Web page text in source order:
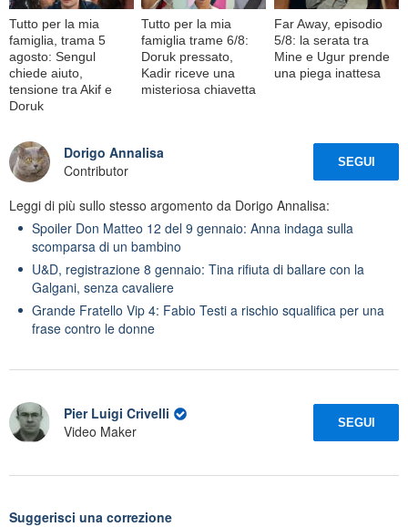
Tutto per la mia
famiglia, trama 5
agosto: Sengul
chiede aiuto,
tensione tra Akif e
Doruk
Tutto per la mia
famiglia trame 6/8:
Doruk pressato,
Kadir riceve una
misteriosa chiavetta
Far Away, episodio
5/8: la serata tra
Mine e Ugur prende
una piega inattesa
Dorigo Annalisa
Contributor
SEGUI
Leggi di più sullo stesso argomento da Dorigo Annalisa:
Spoiler Don Matteo 12 del 9 gennaio: Anna indaga sulla
scomparsa di un bambino
U&D, registrazione 8 gennaio: Tina rifiuta di ballare con la
Galgani, senza cavaliere
Grande Fratello Vip 4: Fabio Testi a rischio squalifica per una
frase contro le donne
Pier Luigi Crivelli
Video Maker
SEGUI
Suggerisci una correzione